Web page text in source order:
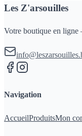
Les Z'arsouilles
Votre boutique en
Navigation
AccueilProduitsMon